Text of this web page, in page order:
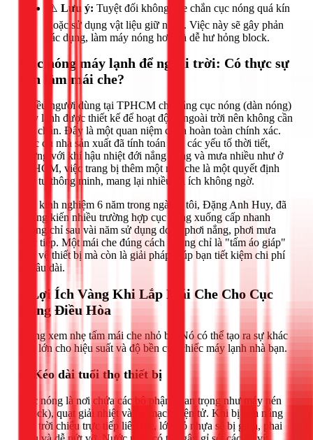
⚠️ Lưu ý: Tuyệt đối không che chắn cục nóng quá kín
hoặc sử dụng vật liệu giữ nhiệt. Việc này sẽ gây phản
tác dụng, làm máy nóng hơn và dễ hư hỏng block.
Cục nóng máy lạnh để ngoài trời: Có thực sự
cần làm mái che?
Nhiều người dùng tại TPHCM cho rằng cục nóng (dàn nóng)
máy lạnh được thiết kế để hoạt động ngoài trời nên không cần
che chắn. Đây là một quan niệm chưa hoàn toàn chính xác.
Mặc dù nhà sản xuất đã tính toán đến các yếu tố thời tiết,
nhưng với khí hậu nhiệt đới nắng nóng và mưa nhiều như ở
TPHCM, việc trang bị thêm một mái che là một quyết định
đầu tư thông minh, mang lại nhiều lợi ích không ngờ.
Với kinh nghiệm 6 năm trong ngành, tôi, Đặng Anh Huy, đã
chứng kiến nhiều trường hợp cục nóng xuống cấp nhanh
chóng chỉ sau vài năm sử dụng do bị phơi nắng, phơi mưa
trực tiếp. Một mái che đúng cách không chỉ là "tấm áo giáp"
bảo vệ thiết bị mà còn là giải pháp giúp bạn tiết kiệm chi phí
về lâu dài.
3 Lợi Ích Vàng Khi Lắp Mái Che Cho Cục
Nóng Điều Hòa
Đừng xem nhẹ tấm mái che nhỏ bé. Nó có thể tạo ra sự khác
biệt lớn cho hiệu suất và độ bền của chiếc máy lạnh nhà bạn.
1. Kéo dài tuổi thọ thiết bị
Cục nóng là nơi chứa các bộ phận quan trọng như máy nén
(block), quạt giải nhiệt và bo mạch điện tử. Khi bị ánh nắng
mặt trời chiếu trực tiếp liên tục, lớp vỏ nhựa sẽ bị giòn, phai